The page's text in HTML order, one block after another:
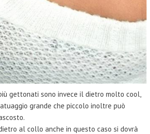
gettonati sono invece il dietro molto cool,
grande che piccolo inoltre può
al collo anche in questo caso si dovrà